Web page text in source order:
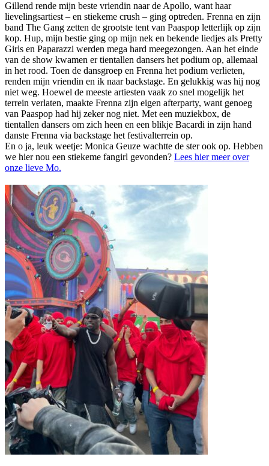
Gillend rende mijn beste vriendin naar de Apollo, want haar
lievelingsartiest – en stiekeme crush – ging optreden. Frenna en zijn
band The Gang zetten de grootste tent van Paaspop letterlijk op zijn
kop. Hup, mijn bestie ging op mijn nek en bekende liedjes als Pretty
Girls en Paparazzi werden mega hard meegezongen. Aan het einde
van de show kwamen er tientallen dansers het podium op, allemaal
in het rood. Toen de dansgroep en Frenna het podium verlieten,
renden mijn vriendin en ik naar backstage. En gelukkig was hij nog
niet weg. Hoewel de meeste artiesten vaak zo snel mogelijk het
terrein verlaten, maakte Frenna zijn eigen afterparty, want genoeg
van Paaspop had hij zeker nog niet. Met een muziekbox, de
tientallen dansers om zich heen en een blikje Bacardi in zijn hand
danste Frenna via backstage het festivalterrein op.
En o ja, leuk weetje: Monica Geuze wachtte de ster ook op. Hebben
we hier nou een stiekeme fangirl gevonden? Lees hier meer over
onze lieve Mo.